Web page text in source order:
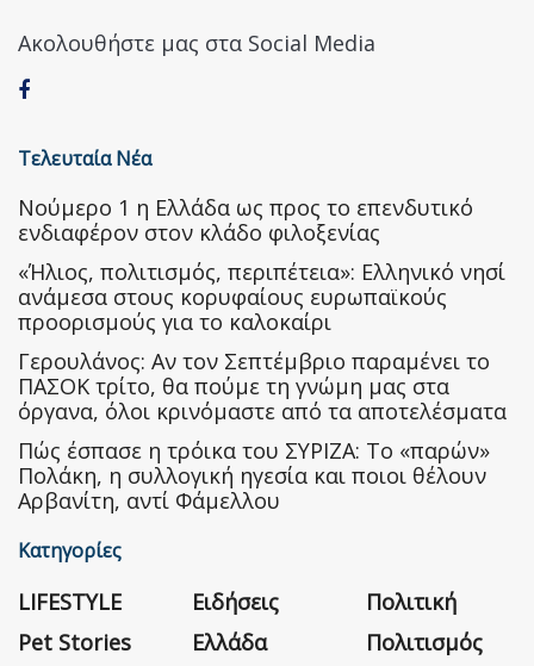
Ακολουθήστε μας στα Social Media
Τελευταία Νέα
Nούμερο 1 η Ελλάδα ως προς το επενδυτικό
ενδιαφέρον στον κλάδο φιλοξενίας
«Ήλιος, πολιτισμός, περιπέτεια»: Ελληνικό νησί
ανάμεσα στους κορυφαίους ευρωπαϊκούς
προορισμούς για το καλοκαίρι
Γερουλάνος: Αν τον Σεπτέμβριο παραμένει το
ΠΑΣΟΚ τρίτο, θα πούμε τη γνώμη μας στα
όργανα, όλοι κρινόμαστε από τα αποτελέσματα
Πώς έσπασε η τρόικα του ΣΥΡΙΖΑ: Το «παρών»
Πολάκη, η συλλογική ηγεσία και ποιοι θέλουν
Αρβανίτη, αντί Φάμελλου
Κατηγορίες
LIFESTYLE
Pet Stories
Ειδήσεις
Ελλάδα
Πολιτική
Πολιτισμός